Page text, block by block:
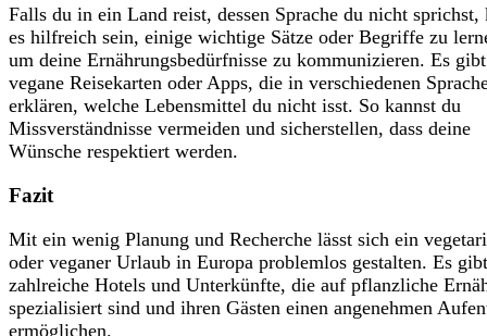
Falls du in ein Land reist, dessen Sprache du nicht sprichst,
es hilfreich sein, einige wichtige Sätze oder Begriffe zu
um deine Ernährungsbedürfnisse zu kommunizieren. Es
vegane Reisekarten oder Apps, die in verschiedenen
erklären, welche Lebensmittel du nicht isst. So kannst du
Missverständnisse vermeiden und sicherstellen, dass deine
Wünsche respektiert werden.
Fazit
Mit ein wenig Planung und Recherche lässt sich ein
oder veganer Urlaub in Europa problemlos gestalten. Es gibt
zahlreiche Hotels und Unterkünfte, die auf pflanzliche
spezialisiert sind und ihren Gästen einen angenehmen
ermöglichen.